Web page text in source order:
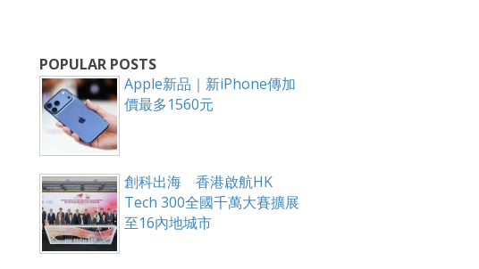
POPULAR POSTS
Apple新品｜新iPhone傳加
價最多1560元
創科出海 香港啟航HK
Tech 300全國千萬大賽擴展
至16內地城市